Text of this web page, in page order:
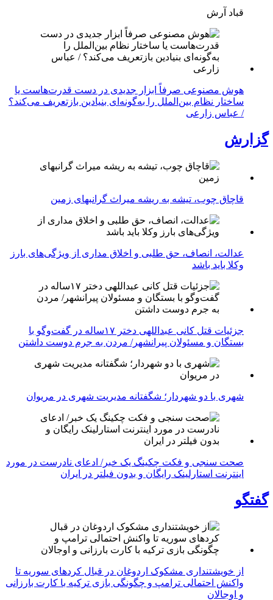
قباد آرش
هوش مصنوعی صرفاً ابزار جدیدی در دست قدرت‌هاست یا
ساختار نظام بین‌الملل را به‌گونه‌ای بنیادین بازتعریف می‌کند؟
/ عباس زارعی
گزارش
قاچاق چوب، تیشه به ریشه میراث گرانبهای زمین
عدالت، انصاف، حق طلبی و اخلاق مداری از ویژگی‌های بارز
وکلا باید باشد
جزئیات قتل کانی عبداللهی دختر ۱۷ساله در گفت‌وگو با
بستگان و مسئولان پیرانشهر/ مردن به جرم دوست داشتن
شهری با دو شهردار؛ شگفتانه مدیریت شهری در مریوان
صحت سنجی و فکت چکینگ یک خبر/ ادعای نادرست در مورد
اینترنت استارلینک رایگان و بدون فیلتر در ایران
گفتگو
از خویشتنداری مشکوک اردوغان در قبال کردهای سوریه تا
واکنش احتمالی ترامپ و چگونگی بازی ترکیه با کارت بارزانی
و اوجالان